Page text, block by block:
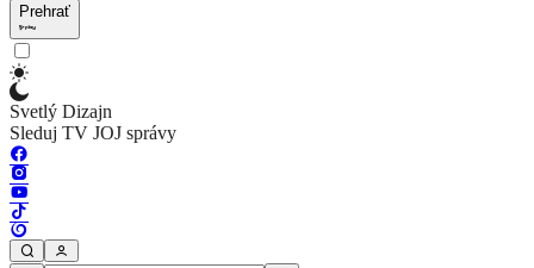
Prehrať
Svetlý Dizajn
Sleduj TV JOJ správy